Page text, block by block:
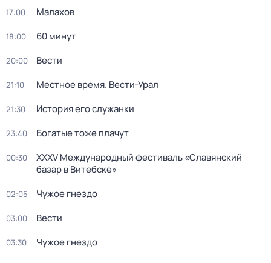
17:00 Малахов
18:00 60 минут
20:00 Вести
21:10 Местное время. Вести-Урал
21:30 История его служанки
23:40 Богатые тоже плачут
00:30
XXXV Международный фестиваль «Славянский
базар в Витебске»
02:05 Чужое гнездо
03:00 Вести
03:30 Чужое гнездо